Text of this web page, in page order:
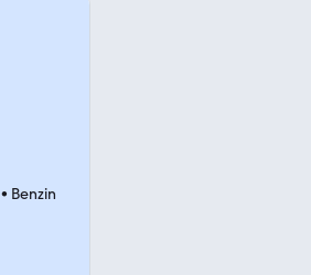
• Benzin